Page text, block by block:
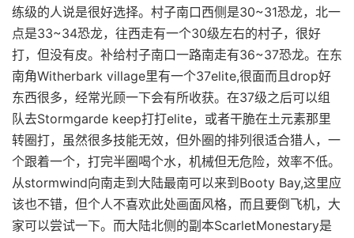
练级的人说是很好选择。村子南口西侧是30~31恐龙，北一
点是33~34恐龙，往西走有一个30级左右的村子，很好
打，但没有皮。补给村子南口一路南走有36~37恐龙。在东
南角Witherbark village里有一个37elite,很面而且drop好
东西很多，经常光顾一下会有所收获。在37级之后可以组
队去Stormgarde keep打打elite，或者干脆在土元素那里
转圈打，虽然很多技能无效，但外圈的排列很适合猎人，一
个跟着一个，打完半圈喝个水，机械但无危险，效率不低。
从stormwind向南走到大陆最南可以来到Booty Bay,这里应
该也不错，但个人不喜欢此处画面风格，而且要倒飞机，大
家可以尝试一下。而大陆北侧的副本ScarletMonestary是